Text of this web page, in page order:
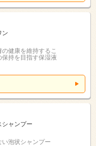
ン
健康を維持するこ
持を目指す保湿液
シャンプー
泡状シャンプー